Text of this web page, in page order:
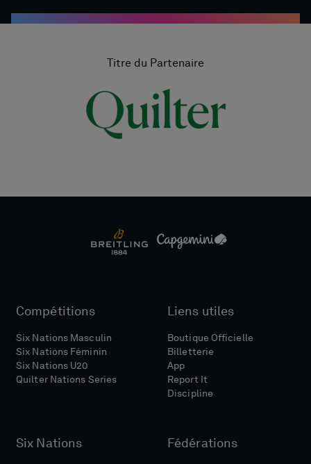
Titre du Partenaire
Compétitions
Six Nations Masculin
Six Nations Féminin
Six Nations U20
Quilter Nations Series
Liens utiles
Boutique Officielle
Billetterie
App
Report It
Discipline
Six Nations Fédérations